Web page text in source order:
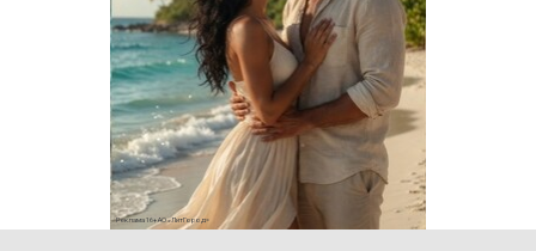
Реклама 16+ АО «ЛитГород»